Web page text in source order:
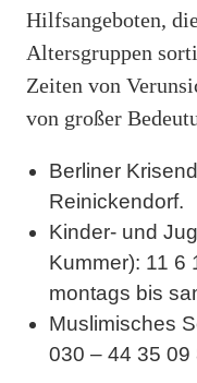
Hilfsangeboten,
Altersgruppen
Zeiten von
von großer
Berliner
Reinickendorf.
Kinder- und
Kummer): 11 6
montags bis
Muslimisches
030 – 44 35 09